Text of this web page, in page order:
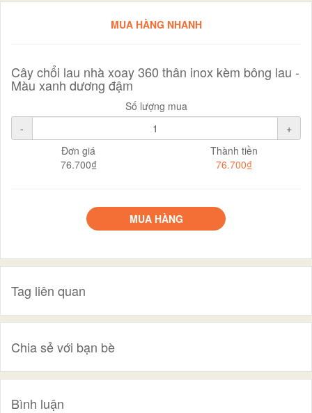
MUA HÀNG NHANH
Cây chổi lau nhà xoay 360 thân inox kèm bông lau -
Màu xanh dương đậm
Số lượng mua
-
+
Đơn giá
76.700₫
Thành tiền
76.700₫
MUA HÀNG
Tag liên quan
Chia sẻ với bạn bè
Bình luận